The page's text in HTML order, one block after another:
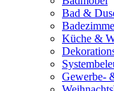
Bad &
Küche &
Gewerbe-